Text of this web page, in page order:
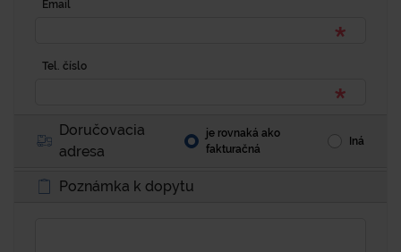
Email
Tel. číslo
Doručovacia
adresa
je rovnaká ako
fakturačná
Iná
Poznámka k dopytu